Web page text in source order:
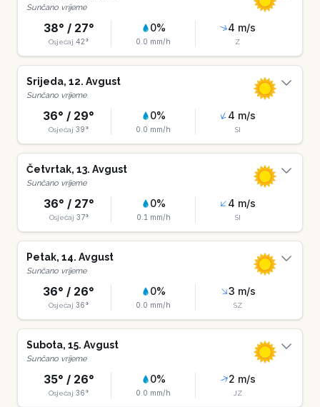
Sunčano vrijeme
38° / 27°
Osjećaj 42°
0%
0.0 mm/h
4 m/s
Z
Srijeda, 12. Avgust
Sunčano vrijeme
36° / 29°
Osjećaj 39°
0%
0.0 mm/h
4 m/s
SI
Četvrtak, 13. Avgust
Sunčano vrijeme
36° / 27°
Osjećaj 37°
0%
0.1 mm/h
4 m/s
SI
Petak, 14. Avgust
Sunčano vrijeme
36° / 26°
Osjećaj 36°
0%
0.0 mm/h
3 m/s
SZ
Subota, 15. Avgust
Sunčano vrijeme
35° / 26°
Osjećaj 36°
0%
0.0 mm/h
2 m/s
JZ